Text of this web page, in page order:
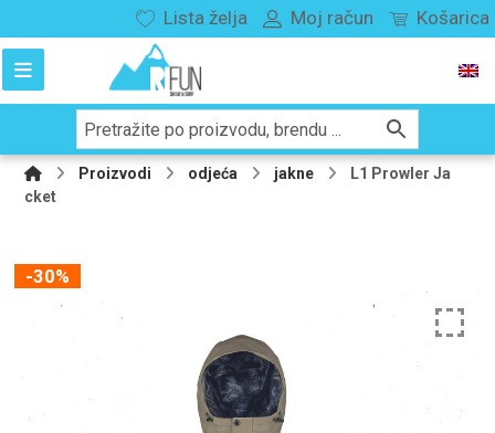
Lista želja Moj račun Košarica
Proizvodi odjeća jakne
L1 Prowler Ja
cket
-30%